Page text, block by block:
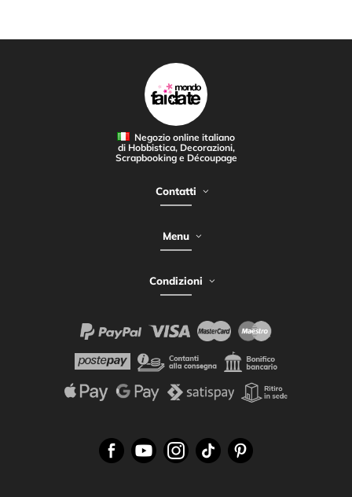
Negozio online italiano
di Hobbistica, Decorazioni,
Scrapbooking e Découpage
Contatti
Menu
Condizioni